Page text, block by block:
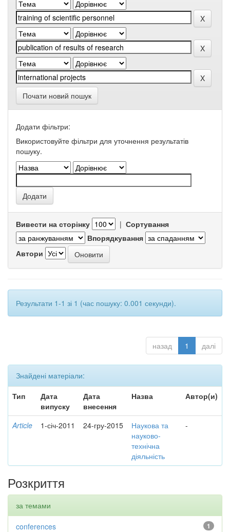
Почати новий пошук
Додати фільтри:
Використовуйте фільтри для уточнення результатів
пошуку.
Вивести на сторінку | Сортування
Впорядкування
Автори
Результати 1-1 зі 1 (час пошуку: 0.001 секунди).
назад 1 далі
Знайдені матеріали:
Тип
Дата
випуску
Дата
внесення
Назва Автор(и)
Article 1-січ-2011 24-гру-2015
Наукова та
науково-
технічна
діяльність
-
Розкриття
за темами
1
conferences